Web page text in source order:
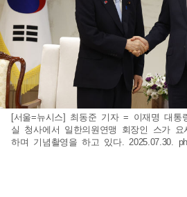
[서울=뉴시스] 최동준 기자 = 이재명 대통
실 청사에서 일한의원연맹 회장인 스가
하며 기념촬영을 하고 있다. 2025.07.30.